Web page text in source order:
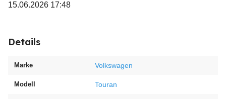
15.06.2026 17:48
Details
Marke Volkswagen
Modell Touran